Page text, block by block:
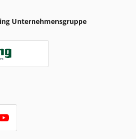
Unternehmensgruppe